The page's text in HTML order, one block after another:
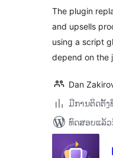
The plugin
and upsells
using a script
depend on the
Dan
ມີການຕິດຕັ້ງ
ທົດສອບແລ້ວ